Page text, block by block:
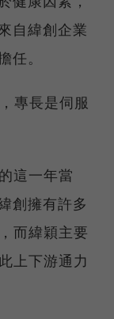
自緯創企業
任。
專長是伺服
這一年當
創擁有許多
而緯穎主要
上下游通力